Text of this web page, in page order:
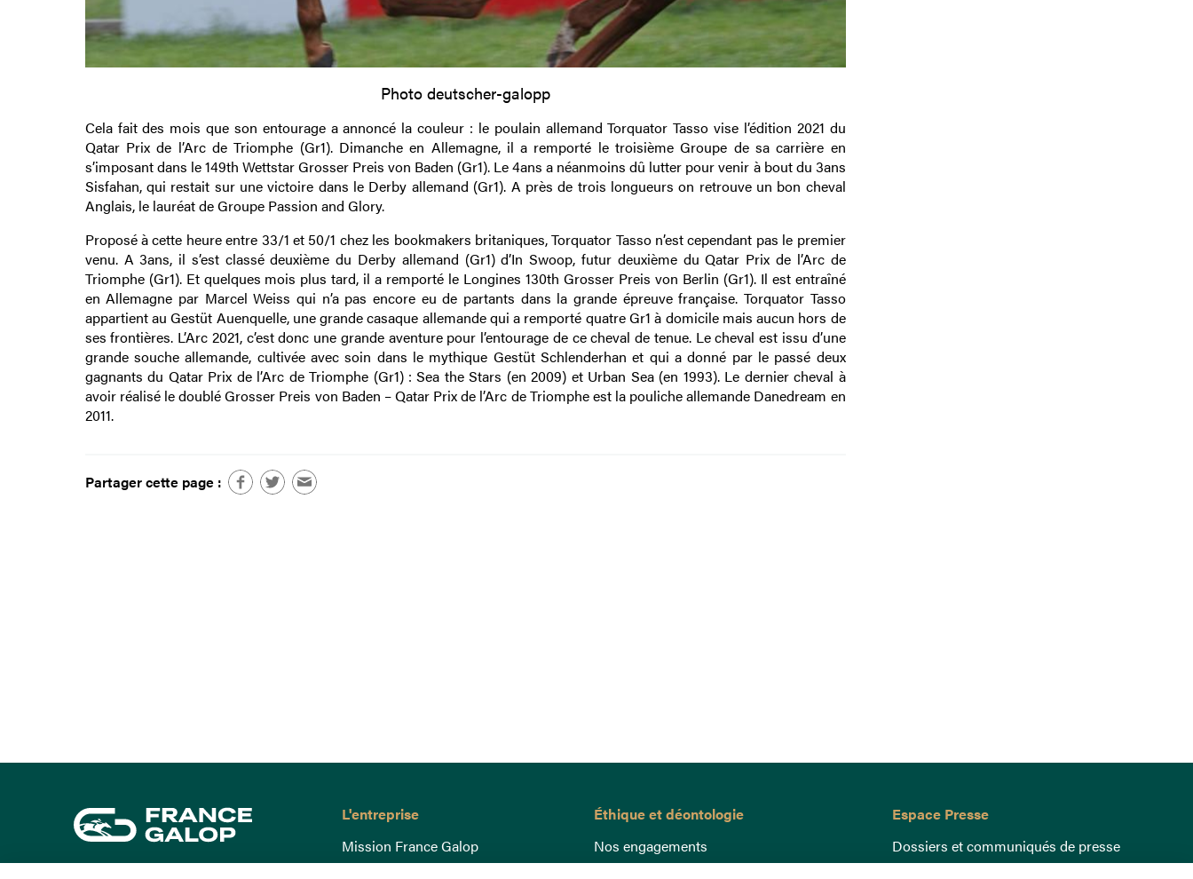
Photo deutscher-galopp
Cela fait des mois que son entourage a annoncé la couleur : le poulain allemand Torquator Tasso vise l’édition 2021 du
Qatar Prix de l’Arc de Triomphe (Gr1). Dimanche en Allemagne, il a remporté le troisième Groupe de sa carrière en
s’imposant dans le 149th Wettstar Grosser Preis von Baden (Gr1). Le 4ans a néanmoins dû lutter pour venir à bout du 3ans
Sisfahan, qui restait sur une victoire dans le Derby allemand (Gr1). A près de trois longueurs on retrouve un bon cheval
Anglais, le lauréat de Groupe Passion and Glory.
Proposé à cette heure entre 33/1 et 50/1 chez les bookmakers britaniques, Torquator Tasso n’est cependant pas le premier
venu. A 3ans, il s’est classé deuxième du Derby allemand (Gr1) d’In Swoop, futur deuxième du Qatar Prix de l’Arc de
Triomphe (Gr1). Et quelques mois plus tard, il a remporté le Longines 130th Grosser Preis von Berlin (Gr1). Il est entraîné
en Allemagne par Marcel Weiss qui n’a pas encore eu de partants dans la grande épreuve française. Torquator Tasso
appartient au Gestüt Auenquelle, une grande casaque allemande qui a remporté quatre Gr1 à domicile mais aucun hors de
ses frontières. L’Arc 2021, c’est donc une grande aventure pour l’entourage de ce cheval de tenue. Le cheval est issu d’une
grande souche allemande, cultivée avec soin dans le mythique Gestüt Schlenderhan et qui a donné par le passé deux
gagnants du Qatar Prix de l’Arc de Triomphe (Gr1) : Sea the Stars (en 2009) et Urban Sea (en 1993). Le dernier cheval à
avoir réalisé le doublé Grosser Preis von Baden – Qatar Prix de l’Arc de Triomphe est la pouliche allemande Danedream en
2011.
Partager cette page :
L'entreprise
Mission France Galop
Gouvernance
Éthique et déontologie
Nos engagements
Lutte anti-dopage
Espace Presse
Dossiers et communiqués de presse